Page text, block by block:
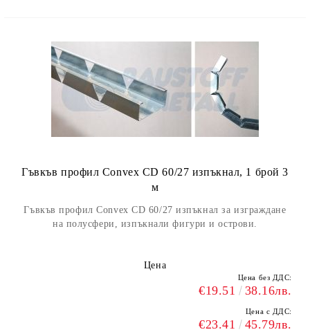
Гъвкъв профил Convex CD 60/27 изпъкнал, 1 брой 3
м
Гъвкъв профил Convex CD 60/27 изпъкнал за изграждане
на полусфери, изпъкнали фигури и острови.
Цена
Цена без ДДС:
€19.51 38.16лв.
Цена с ДДС:
€23.41 45.79лв.